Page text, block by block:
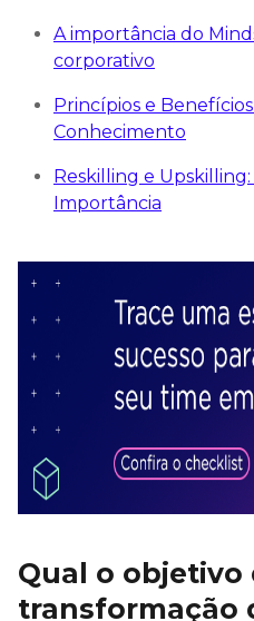
A importância do
corporativo
Princípios e
Conhecimento
Reskilling e
Importância
Qual o objetivo
transformação